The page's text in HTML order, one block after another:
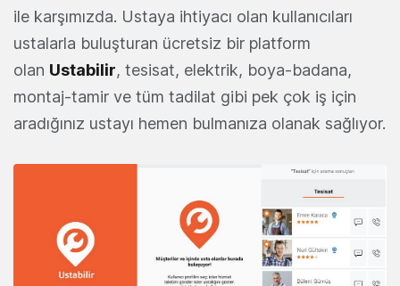
ile karşımızda. Ustaya ihtiyacı olan kullanıcıları
ustalarla buluşturan ücretsiz bir platform
olan Ustabilir, tesisat, elektrik, boya-badana,
montaj-tamir ve tüm tadilat gibi pek çok iş için
aradığınız ustayı hemen bulmanıza olanak sağlıyor.